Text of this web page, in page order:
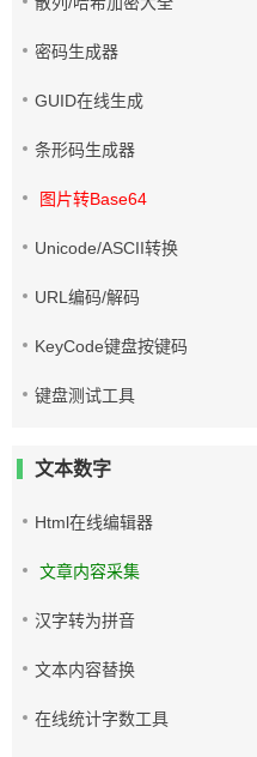
密码生成器
GUID在线生成
条形码生成器
图片转Base64
Unicode/ASCII转换
URL编码/解码
KeyCode键盘按键码
键盘测试工具
文本数字
Html在线编辑器
文章内容采集
汉字转为拼音
文本内容替换
在线统计字数工具